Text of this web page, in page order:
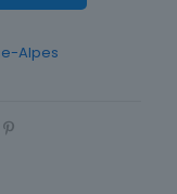
Alpes